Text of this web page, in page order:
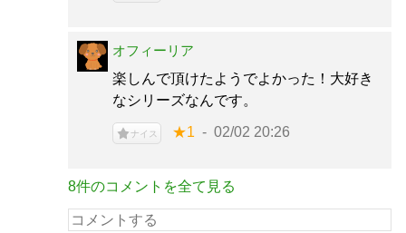
オフィーリア
楽しんで頂けたようでよかった！大好き
なシリーズなんです。
ナイス ★1 02/02 20:26
8件のコメントを全て見る